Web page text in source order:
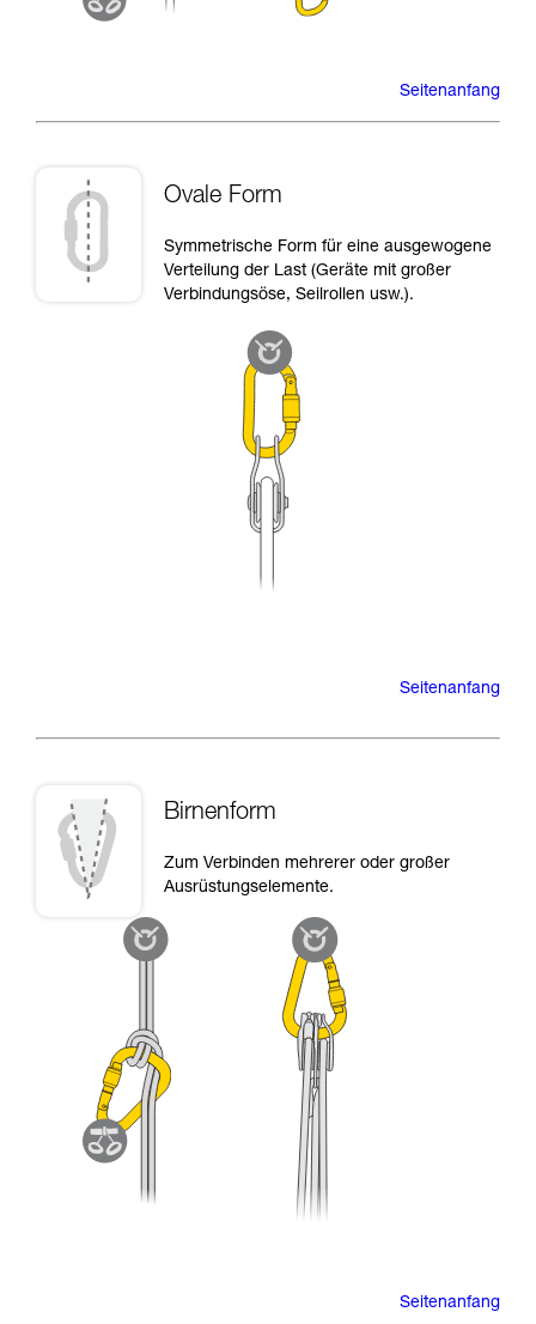
Seitenanfang
Ovale Form
Symmetrische Form für eine ausgewogene
Verteilung der Last (Geräte mit großer
Verbindungsöse, Seilrollen usw.).
Seitenanfang
Birnenform
Zum Verbinden mehrerer oder großer
Ausrüstungselemente.
Seitenanfang